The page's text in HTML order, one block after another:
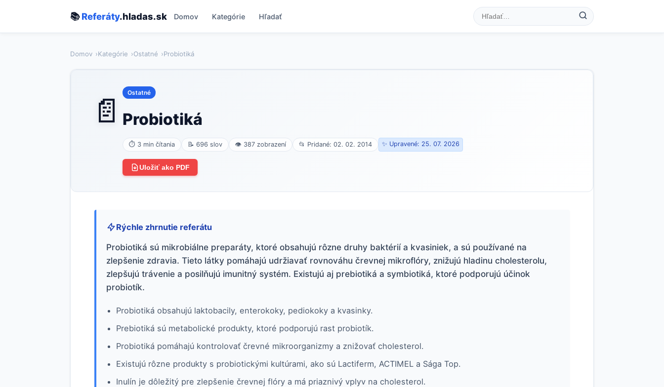
📚Referáty.hladas.sk Domov Kategórie Hľadať
Domov Kategórie Ostatné Probiotiká
📄 Ostatné
Probiotiká
⏱ 3 min čítania 📝 696 slov 👁 387 zobrazení 📂 Pridané: 02. 02. 2014 ✨ Upravené: 25. 07. 2026
Uložiť ako PDF
Rýchle zhrnutie referátu
Probiotiká sú mikrobiálne preparáty, ktoré obsahujú rôzne druhy baktérií a kvasiniek, a sú používané na
zlepšenie zdravia. Tieto látky pomáhajú udržiavať rovnováhu črevnej mikroflóry, znižujú hladinu cholesterolu,
zlepšujú trávenie a posilňujú imunitný systém. Existujú aj prebiotiká a symbiotiká, ktoré podporujú účinok
probiotík.
Probiotiká obsahujú laktobacily, enterokoky, pediokoky a kvasinky.
Prebiotiká sú metabolické produkty, ktoré podporujú rast probiotík.
Probiotiká pomáhajú kontrolovať črevné mikroorganizmy a znižovať cholesterol.
Existujú rôzne produkty s probiotickými kultúrami, ako sú Lactiferm, ACTIMEL a Sága Top.
Inulín je dôležitý pre zlepšenie črevnej flóry a má priaznivý vplyv na cholesterol.